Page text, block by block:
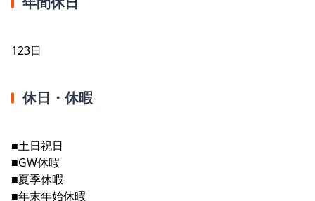
123日
休日・休暇
■土日祝日
■GW休暇
■夏季休暇
■年末年始休暇